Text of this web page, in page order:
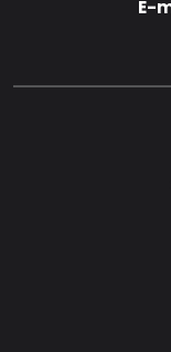
E-